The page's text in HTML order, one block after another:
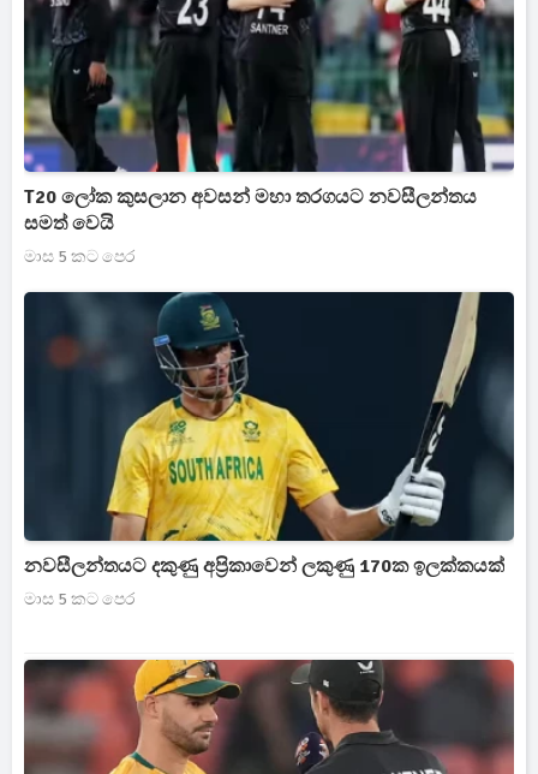
T20 ලෝක කුසලාන අවසන් මහා තරගයට නවසීලන්තය
සමත් වෙයි
මාස 5 කට පෙර
නවසීලන්තයට දකුණු අප්‍රිකාවෙන් ලකුණු 170ක ඉලක්කයක්
මාස 5 කට පෙර